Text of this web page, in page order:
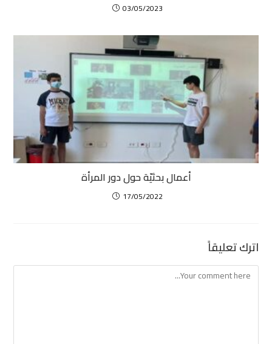
03/05/2023
أعمال بحثيّة حول دور المرأة
17/05/2022
اترك تعليقاً